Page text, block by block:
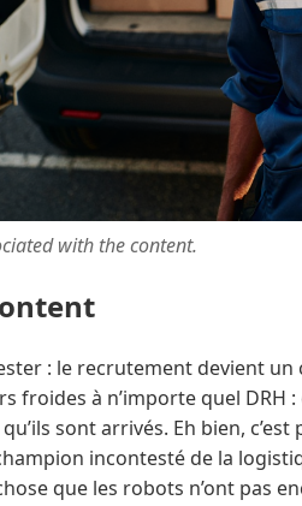
with the content.
: le recrutement devient
froides à n’importe quel DRH
sont arrivés. Eh bien,
incontesté de la
que les robots n’ont pas